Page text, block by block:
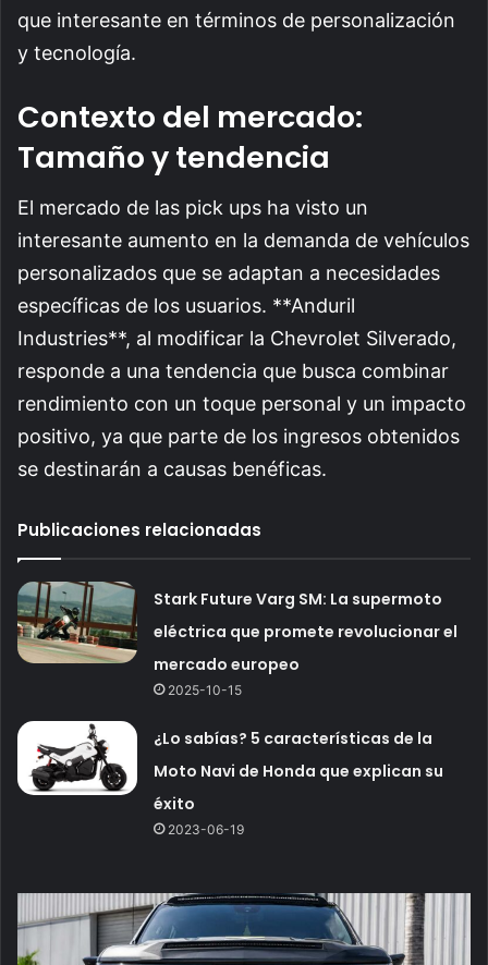
que interesante en términos de personalización
y tecnología.
Contexto del mercado:
Tamaño y tendencia
El mercado de las pick ups ha visto un
interesante aumento en la demanda de vehículos
personalizados que se adaptan a necesidades
específicas de los usuarios. **Anduril
Industries**, al modificar la Chevrolet Silverado,
responde a una tendencia que busca combinar
rendimiento con un toque personal y un impacto
positivo, ya que parte de los ingresos obtenidos
se destinarán a causas benéficas.
Publicaciones relacionadas
Stark Future Varg SM: La supermoto
eléctrica que promete revolucionar el
mercado europeo
2025-10-15
¿Lo sabías? 5 características de la
Moto Navi de Honda que explican su
éxito
2023-06-19